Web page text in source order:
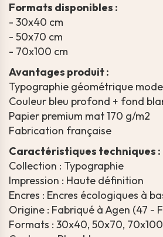
Formats disponibles :
- 30x40 cm
- 50x70 cm
- 70x100 cm
Avantages produit :
Typographie géométrique
Couleur bleu profond + fond
Papier premium mat 170 g/m2
Fabrication française
Caractéristiques techniques :
Collection : Typographie
Impression : Haute définition
Encres : Encres écologiques à
Origine : Fabriqué à Agen (47 -
Formats : 30x40, 50x70,